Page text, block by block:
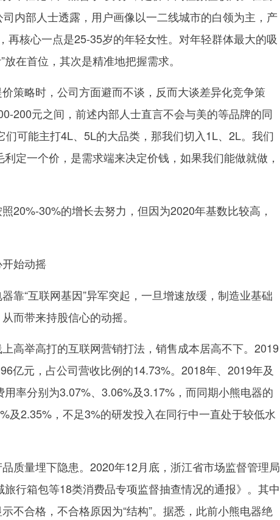
内部人士透露，用户画像以一二线城市的白领为主，产
再核心一点是25-35岁的年轻女性。对年轻群体最大的吸
在首位，其次是精准地把握需求。
策略时，公司方面避而不谈，反而大谈差异化竞争策
200元之间，前述内部人士直言不会与美的等品牌的同
们可能主打4L、5L的大品类，那我们切入1L、2L。我们
定一个价，是需求端来决定价钱，如果我们能做就做，
20%-30%的增长去努力，但因为2020年基数比较高，
始动摇
靠“互联网基因”异军突起，一旦增速放缓，制造业基础
而带来持股信心的动摇。
高举高打的互联网营销打法，销售成本居高不下。2019
亿元，占公司营收比例的14.73%。2018年、2019年及
率分别为3.07%、3.06%及3.17%，而同期小熊电器的
及2.35%，不足3%的研发投入在同行中一直处于较低水
质量埋下隐患。2020年12月底，浙江省市场监督管理局
行箱包等18类消费品专项监督抽查情况的通报》。其中
不合格，不合格原因为“结构”。据悉，此前小熊电器绝